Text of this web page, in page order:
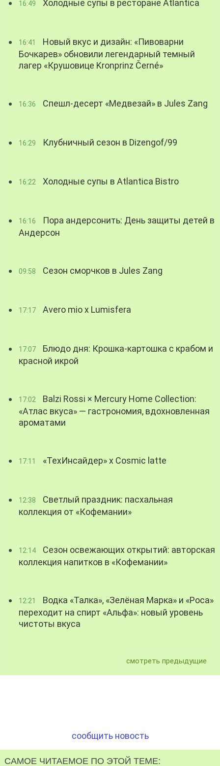
16:49 Холодные супы в ресторане Atlantica
16:41
Новый вкус и дизайн: «Пивоварни
Бочкарев» обновили легендарный темный
лагер «Крушовице Kronprinz Černé»
16:36 Спешл-десерт «Медвезай» в Jules Zang
16:29 Клубничный сезон в Dizengof/99
16:22 Холодные супы в Atlantica Bistro
16:16
Пора андерсонить: День защиты детей в
Андерсон
09:58 Сезон сморчков в Jules Zang
17:17 Avero mio x Lumisfera
17:07
Блюдо дня: Крошка-картошка с крабом и
красной икрой
17:02
Balzi Rossi × Mercury Home Collection:
«Атлас вкуса» — гастрономия, вдохновленная
ароматами
17:11 «ТехИнсайдер» х Cosmic latte
12:38
Светлый праздник: пасхальная
коллекция от «Кофемании»
12:14
Сезон освежающих открытий: авторская
коллекция напитков в «Кофемании»
12:21
Водка «Талка», «Зелёная Марка» и «Роса»
переходит на спирт «Альфа»: новый уровень
чистоты вкуса
смотреть предыдущие
сообщить новость
САМОЕ ЧИТАЕМОЕ ПО ЭТОЙ ТЕМЕ: